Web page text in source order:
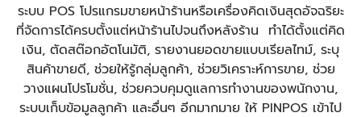
ระบบ POS โปรแกรมขายหน้าร้านหรือเครื่องคิดเงินสุดอัจฉริยะ
ที่จัดการได้ครบตั้งแต่หน้าร้านไปจนถึงหลังร้าน ทำได้ตั้งแต่คิด
เงิน, ตัดสต๊อกอัตโนมัติ, รายงานยอดขายแบบเรียลไทม์, ระบุ
สินค้าขายดี, ช่วยให้รู้กลุ่มลูกค้า, ช่วยวิเคราะห์การขาย, ช่วย
วางแผนโปรโมชั่น, ช่วยควบคุมดูแลการทำงานของพนักงาน,
ระบบเก็บข้อมูลลูกค้า และอื่นๆ อีกมากมาย ให้ PINPOS เข้าไป